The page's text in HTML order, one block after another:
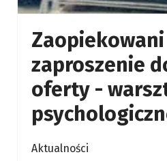
zaproszenie
oferty -
Aktualności